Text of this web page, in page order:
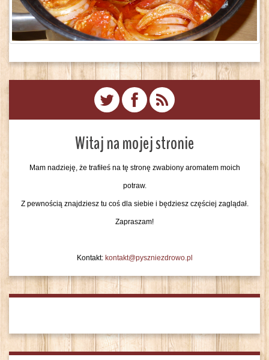
Witaj na mojej stronie
Mam nadzieję, że trafiłeś na tę stronę zwabiony aromatem moich
potraw.
Z pewnością znajdziesz tu coś dla siebie i będziesz częściej zaglądał.
Zapraszam!
Kontakt: kontakt@pyszniezdrowo.pl